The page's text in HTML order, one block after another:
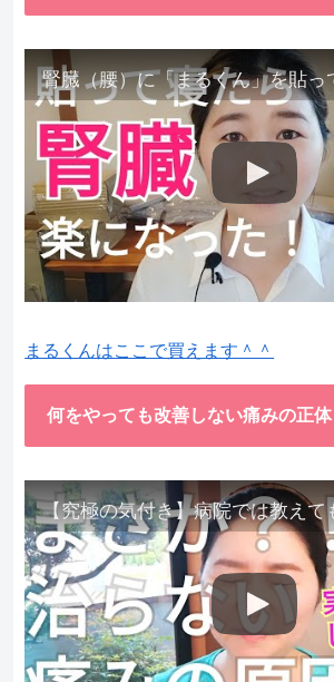
まるくんはここで買えます＾＾
何をやっても改善しない痛みの正体